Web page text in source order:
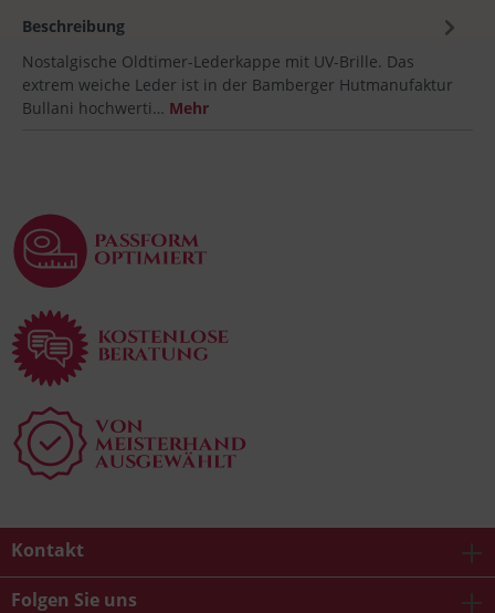
Beschreibung
Nostalgische Oldtimer-Lederkappe mit UV-Brille. Das
extrem weiche Leder ist in der Bamberger Hutmanufaktur
Bullani hochwerti… Mehr
Kontakt
Folgen Sie uns